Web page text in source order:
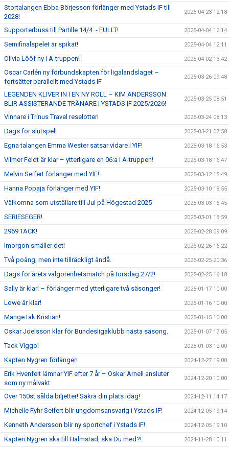
Stortalangen Ebba Börjesson förlänger med Ystads IF till
2028!
2025-04-23 12:18
Supporterbuss till Partille 14/4. - FULLT! 2025-04-04 12:14
Semifinalspelet är spikat! 2025-04-04 12:11
Olivia Lööf ny i A-truppen! 2025-04-02 13:42
Oscar Carlén ny förbundskapten för ligalandslaget –
fortsätter parallellt med Ystads IF
2025-03-26 09:48
LEGENDEN KLIVER IN I EN NY ROLL – KIM ANDERSSON
BLIR ASSISTERANDE TRÄNARE I YSTADS IF 2025/2026!
2025-03-25 08:51
Vinnare i Trinus Travel reselotteri 2025-03-24 08:13
Dags för slutspel! 2025-03-21 07:58
Egna talangen Emma Wester satsar vidare i YIF! 2025-03-18 16:53
Vilmer Feldt är klar – ytterligare en 06:a i A-truppen! 2025-03-18 16:47
Melvin Seifert förlänger med YIF! 2025-03-12 15:49
Hanna Popaja förlänger med YIF! 2025-03-10 18:55
Välkomna som utställare till Jul på Högestad 2025 2025-03-03 15:45
SERIESEGER! 2025-03-01 18:59
2969 TACK! 2025-02-28 09:09
Imorgon smäller det! 2025-02-26 16:22
Två poäng, men inte tillräckligt ändå. 2025-02-25 20:36
Dags för årets välgörenhetsmatch på torsdag 27/2! 2025-02-25 16:18
Sally är klar! – förlänger med ytterligare två säsonger! 2025-01-17 10:00
Lowe är klar! 2025-01-16 10:00
Mange tak Kristian! 2025-01-15 10:00
Oskar Joelsson klar för Bundesligaklubb nästa säsong. 2025-01-07 17:05
Tack Viggo! 2025-01-03 12:00
Kapten Nygren förlänger! 2024-12-27 19:00
Erik Hvenfelt lämnar YIF efter 7 år – Oskar Arnell ansluter
som ny målvakt
2024-12-20 10:00
Över 150st sålda biljetter! Säkra din plats idag! 2024-12-11 14:17
Michelle Fyhr Seifert blir ungdomsansvarig i Ystads IF! 2024-12-05 19:14
Kenneth Andersson blir ny sportchef i Ystads IF! 2024-12-05 19:10
Kapten Nygren ska till Halmstad, ska Du med?! 2024-11-28 10:11